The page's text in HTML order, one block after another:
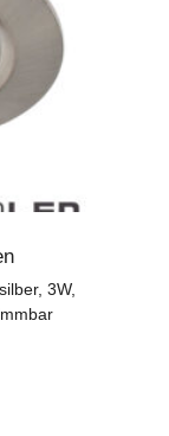
3W,